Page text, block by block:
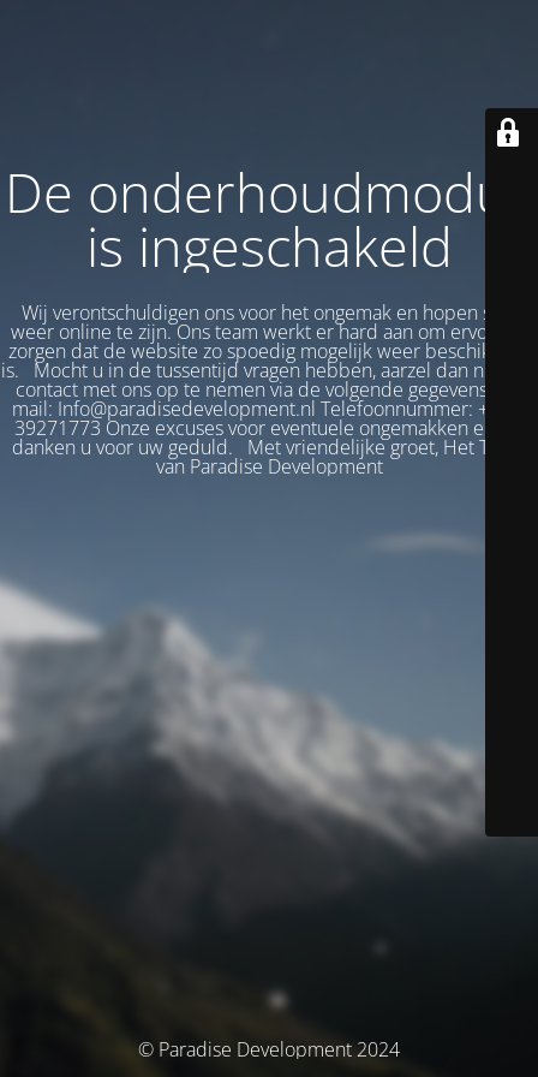
De onderhoudmodus
is ingeschakeld
Wij verontschuldigen ons voor het ongemak en hopen snel
weer online te zijn. Ons team werkt er hard aan om ervoor te
zorgen dat de website zo spoedig mogelijk weer beschikbaar
is. Mocht u in de tussentijd vragen hebben, aarzel dan niet om
contact met ons op te nemen via de volgende gegevens: E-
mail: Info@paradisedevelopment.nl Telefoonnummer: +31 6
39271773 Onze excuses voor eventuele ongemakken en we
danken u voor uw geduld. Met vriendelijke groet, Het Team
van Paradise Development
© Paradise Development 2024